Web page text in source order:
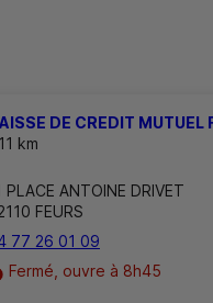
DE CREDIT MUTUEL
11 km
PLACE ANTOINE DRIVET
FEURS
77 26 01 09
Fermé, ouvre à 8h45